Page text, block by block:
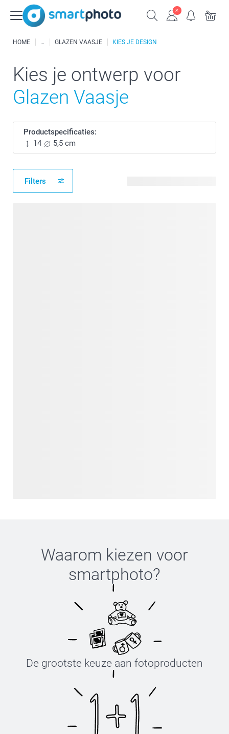
HOME GLAZEN VAASJE KIES JE DESIGN
Kies je ontwerp voor
Glazen Vaasje
Productspecificaties:
14
5,5 cm
Filters
Waarom kiezen voor
smartphoto?
De grootste keuze aan fotoproducten